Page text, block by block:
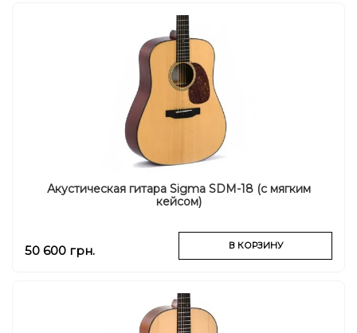
Акустическая гитара Sigma SDM-18 (с мягким
кейсом)
50 600 грн. В КОРЗИНУ